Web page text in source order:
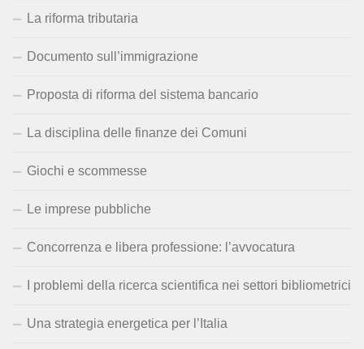
La riforma tributaria
Documento sull’immigrazione
Proposta di riforma del sistema bancario
La disciplina delle finanze dei Comuni
Giochi e scommesse
Le imprese pubbliche
Concorrenza e libera professione: l’avvocatura
I problemi della ricerca scientifica nei settori bibliometrici
Una strategia energetica per l’Italia